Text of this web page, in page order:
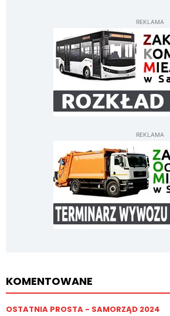
REKLAMA
REKLAMA
KOMENTOWANE
OSTATNIA PROSTA - SAMORZĄD 2024